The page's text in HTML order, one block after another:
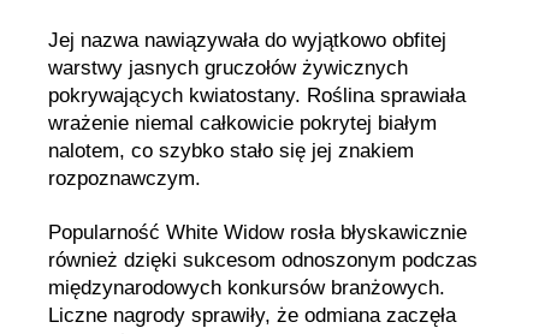
Jej nazwa nawiązywała do wyjątkowo obfitej
warstwy jasnych gruczołów żywicznych
pokrywających kwiatostany. Roślina sprawiała
wrażenie niemal całkowicie pokrytej białym
nalotem, co szybko stało się jej znakiem
rozpoznawczym.
Popularność White Widow rosła błyskawicznie
również dzięki sukcesom odnoszonym podczas
międzynarodowych konkursów branżowych.
Liczne nagrody sprawiły, że odmiana zaczęła